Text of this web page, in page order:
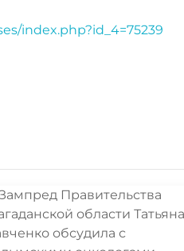
index.php?id_4=75239